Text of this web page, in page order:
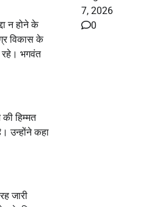
न होने के
विकास के
रहे। भगवंत
हिम्मत
उन्होंने कहा
जारी
7, 2026
0